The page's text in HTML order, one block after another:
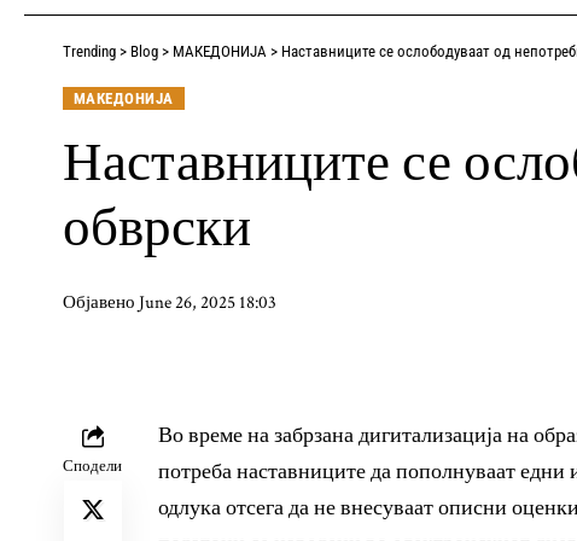
Trending > Blog > МАКЕДОНИЈА > Наставниците се ослободуваат од
МАКЕДОНИЈА
Наставниците се
обврски
Објавено June 26, 2025 18:03
Сподели
Во време на забрзана дигитализација на
потреба наставниците да пополнуваат
одлука отсега да не внесуваат описни